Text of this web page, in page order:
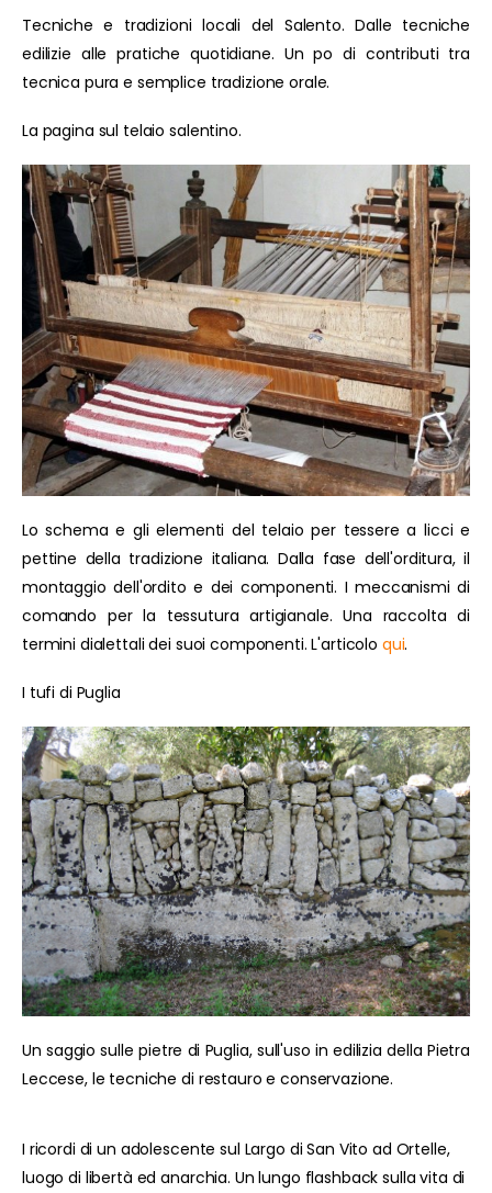
Tecniche e tradizioni locali del Salento. Dalle tecniche
edilizie alle pratiche quotidiane. Un po di contributi tra
tecnica pura e semplice tradizione orale.
La pagina sul telaio salentino.
Lo schema e gli elementi del telaio per tessere a licci e
pettine della tradizione italiana. Dalla fase dell'orditura, il
montaggio dell'ordito e dei componenti. I meccanismi di
comando per la tessutura artigianale. Una raccolta di
termini dialettali dei suoi componenti. L'articolo qui.
I tufi di Puglia
Un saggio sulle pietre di Puglia, sull'uso in edilizia della Pietra
Leccese, le tecniche di restauro e conservazione.
I ricordi di un adolescente sul Largo di San Vito ad Ortelle,
luogo di libertà ed anarchia. Un lungo flashback sulla vita di